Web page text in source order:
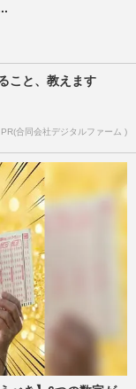
こと、教えます
PR(合同会社デジタルファーム )